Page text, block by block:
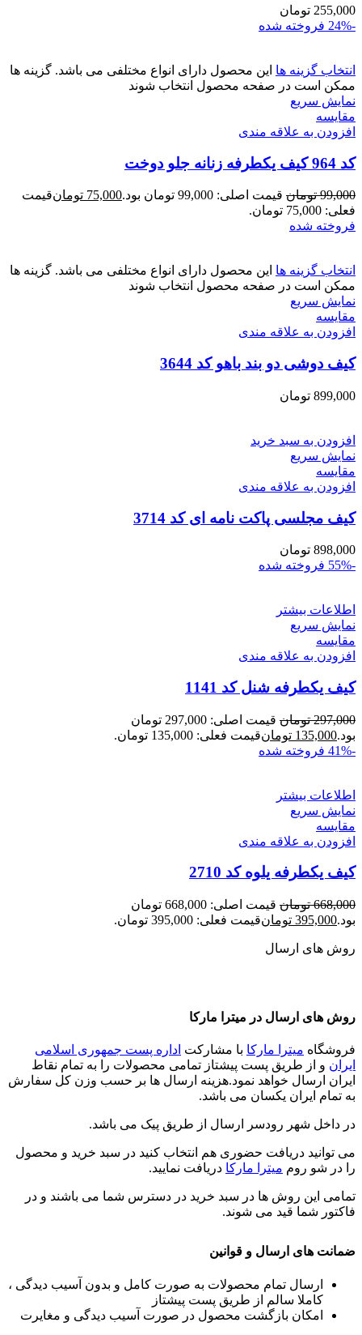
255,000 تومان
-24%
فروخته شده
انتخاب گزینه ها این محصول دارای انواع مختلفی می باشد. گزینه ها
ممکن است در صفحه محصول انتخاب شوند
نمایش سریع
مقايسه
افزودن به علاقه مندی
کد 964 کیف یکطرفه زنانه جلو دوخت
99,000 تومان قیمت اصلی: 99,000 تومان بود. 75,000 تومانقیمت
فعلی: 75,000 تومان.
فروخته شده
انتخاب گزینه ها این محصول دارای انواع مختلفی می باشد. گزینه ها
ممکن است در صفحه محصول انتخاب شوند
نمایش سریع
مقايسه
افزودن به علاقه مندی
کیف دوشی دو بند باهو کد 3644
899,000 تومان
افزودن به سبد خرید
نمایش سریع
مقايسه
افزودن به علاقه مندی
کیف مجلسی پاکت نامه ای کد 3714
898,000 تومان
-55%
فروخته شده
اطلاعات بیشتر
نمایش سریع
مقايسه
افزودن به علاقه مندی
کیف یکطرفه شنل کد 1141
297,000 تومان
قیمت اصلی: 297,000 تومان
بود.135,000 تومانقیمت فعلی: 135,000 تومان.
-41%
فروخته شده
اطلاعات بیشتر
نمایش سریع
مقايسه
افزودن به علاقه مندی
کیف یکطرفه یلوه کد 2710
668,000 تومان
قیمت اصلی: 668,000 تومان
بود.395,000 تومانقیمت فعلی: 395,000 تومان.
روش های ارسال
روش های ارسال در میترا مارکا
فروشگاه میترا مارکا با مشارکت اداره پست جمهوری اسلامی
ایران و از طریق پست پیشتاز تمامی محصولات را به تمام نقاط
ایران ارسال خواهد نمود.هزینه ارسال ها بر حسب وزن کل سفارش
به تمام ایران یکسان می باشد.
در داخل شهر رودسر ارسال از طریق پیک می باشد.
می توانید دریافت حضوری هم انتخاب کنید در سبد خرید و محصول
را در شو روم میترا مارکا دریافت نمایید.
تمامی این روش ها در سبد خرید در دسترس شما می باشند و در
فاکتور شما قید می شوند.
ضمانت های ارسال و قوانین
ارسال تمام محصولات به صورت کامل و بدون آسیب دیدگی ،
کاملا سالم از طریق پست پیشتاز
امکان بازگشت محصول در صورت آسیب دیدگی و مغایرت